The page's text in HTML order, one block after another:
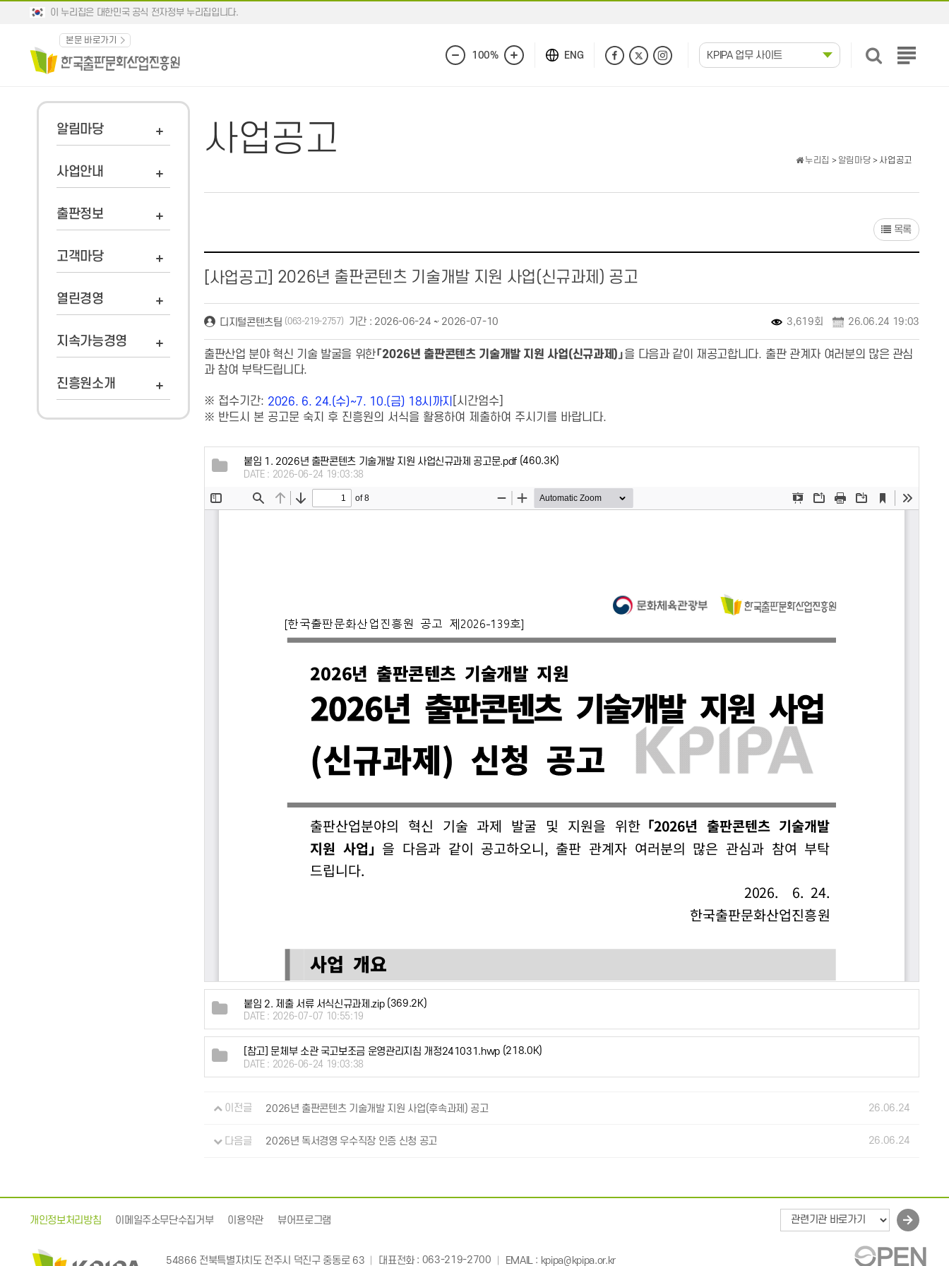
이 누리집은 대한민국 공식 전자정부 누리집입니다.
본문 바로가기
화
100%
화
ENG KPIPA 업무 사이트
전
알림마당
사업안내
출판정보
고객마당
열린경영
지속가능경영
진흥원소개
사업공고 누리집 > 알림마당 > 사업공고
목록
[사업공고] 2026년 출판콘텐츠 기술개발 지원 사업(신규과제) 공고
디지털콘텐츠팀 (063-219-2757) 기간 : 2026-06-24 ~ 2026-07-10 3,619회 26.06.24 19:03
출판산업 분야 혁신 기술 발굴을 위한「 2026년 출판콘텐츠 기술개발 지원 사업(신규과제 )」을 다음과 같이 재공고합니다. 출판 관계자 여러분의 많은 관심
과 참여 부탁드립니다.
※ 접수기간: 2026. 6. 24.(수)~7. 10.(금) 18시까지
[시간엄수]
※ 반드시 본 공고문 숙지 후 진흥원의 서식을 활용하여 제출하여 주시기를 바랍니다.
붙임 1. 2026년 출판콘텐츠 기술개발 지원 사업신규과제 공고문.pdf (460.3K)
DATE : 2026-06-24 19:03:38
붙임 2. 제출 서류 서식신규과제.zip(369.2K)
DATE : 2026-07-07 10:55:19
[참고] 문체부 소관 국고보조금 운영관리지침 개정241031.hwp (218.0K)
DATE : 2026-06-24 19:03:38
이전글 2026년 출판콘텐츠 기술개발 지원 사업(후속과제) 공고 26.06.24
다음글 2026년 독서경영 우수직장 인증 신청 공고 26.06.24
개인정보처리방침 이메일주소무단수집거부 이용약관 뷰어프로그램
바
로
기
54866 전북특별자치도 전주시 덕진구 중동로 63 대표전화: 063-219-2700 EMAIL: kpipa@kpipa.or.kr